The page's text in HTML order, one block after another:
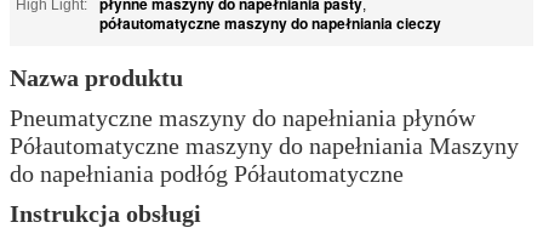
High Light: ,
półautomatyczne maszyny do napełniania cieczy
Nazwa produktu
Pneumatyczne maszyny do napełniania płynów
Półautomatyczne maszyny do napełniania Maszyny
do napełniania podłóg Półautomatyczne
Instrukcja obsługi